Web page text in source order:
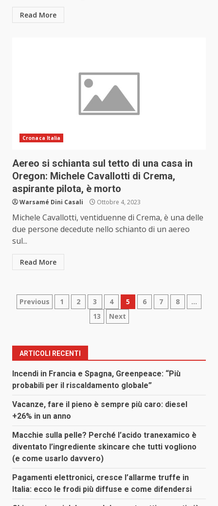
Read More
Cronaca Italia
Aereo si schianta sul tetto di una casa in
Oregon: Michele Cavallotti di Crema,
aspirante pilota, è morto
Warsamé Dini Casali Ottobre 4, 2023
Michele Cavallotti, ventiduenne di Crema, è una delle
due persone decedute nello schianto di un aereo
sul...
Read More
Paginazione
articoli
Previous 1 2 3 4 5 6 7 8
…
13
Next
ARTICOLI RECENTI
Incendi in Francia e Spagna, Greenpeace: “Più
probabili per il riscaldamento globale”
Vacanze, fare il pieno è sempre più caro: diesel
+26% in un anno
Macchie sulla pelle? Perché l’acido tranexamico è
diventato l’ingrediente skincare che tutti vogliono
(e come usarlo davvero)
Pagamenti elettronici, cresce l’allarme truffe in
Italia: ecco le frodi più diffuse e come difendersi